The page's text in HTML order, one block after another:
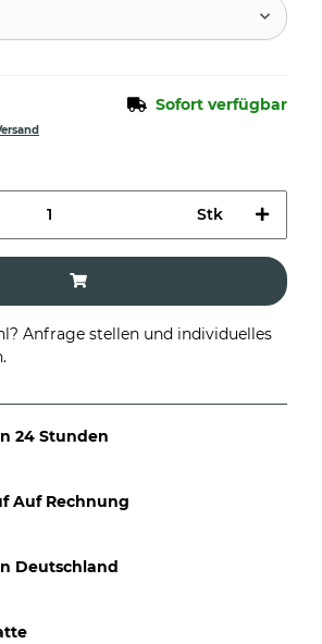
Sofort verfügbar
Stk
Anfrage stellen und individuelles
24 Stunden
Auf Rechnung
Deutschland